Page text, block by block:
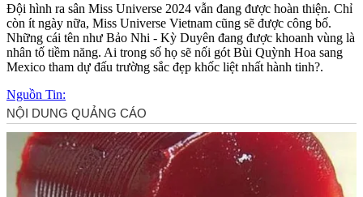
Đội hình ra sân Miss Universe 2024 vẫn đang được hoàn thiện. Chỉ
còn ít ngày nữa, Miss Universe Vietnam cũng sẽ được công bố.
Những cái tên như Bảo Nhi - Kỳ Duyên đang được khoanh vùng là
nhân tố tiềm năng. Ai trong số họ sẽ nối gót Bùi Quỳnh Hoa sang
Mexico tham dự đấu trường sắc đẹp khốc liệt nhất hành tinh?.
Nguồn Tin: